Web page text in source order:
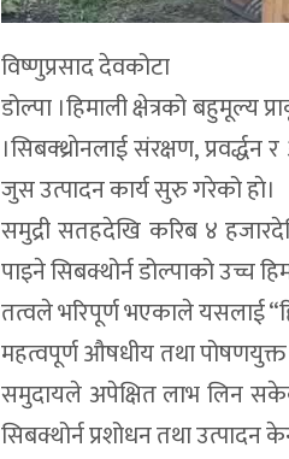
विष्णुप्रसाद देवकोटा
डोल्पा ।हिमाली क्षेत्रको
।सिबक्थ्राेनलाई संरक्षण,
जुस उत्पादन कार्य सुरु गरेको हाे।
समुद्री सतहदेखि करिब ४
पाइने सिबक्थोर्न डोल्पाको उच्च
तत्वले भरिपूर्ण भएकाले यसलाई
महत्वपूर्ण औषधीय तथा पोषणयुक्त
समुदायले अपेक्षित लाभ लिन
सिबक्थोर्न प्रशोधन तथा